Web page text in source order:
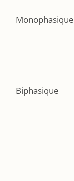
Monophasique
Biphasique